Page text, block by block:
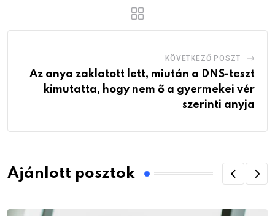
KÖVETKEZŐ POSZT
Az anya zaklatott lett, miután a DNS-teszt
kimutatta, hogy nem ő a gyermekei vér
szerinti anyja
Ajánlott posztok